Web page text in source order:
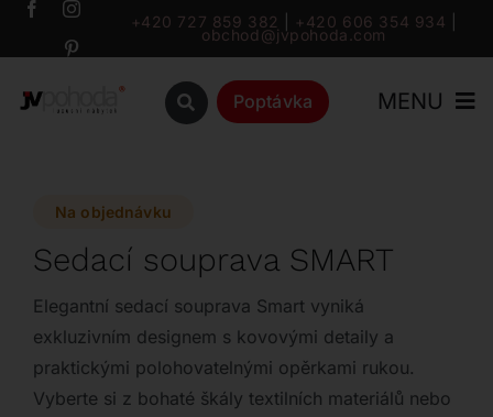
Přeskočit
+420 727 859 382 +420 606 354 934
obchod@jvpohoda.com
Poptávka MENU
Katalog
Značky
Na objednávku
Sedací souprava SMART
Elegantní sedací souprava Smart vyniká
exkluzivním designem s kovovými detaily a
praktickými polohovatelnými opěrkami rukou.
Vyberte si z bohaté škály textilních materiálů nebo